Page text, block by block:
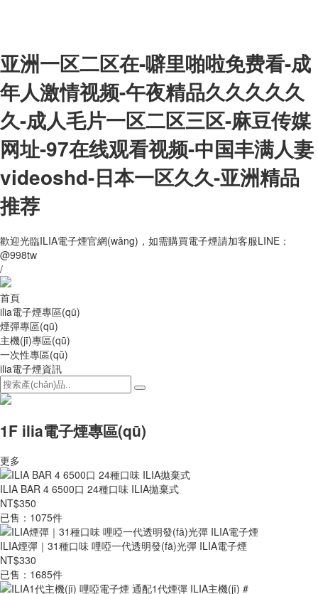
亚洲一区二区在-噼里啪啦免费看-成
年人激情视频-午夜精品久久久久久
久-成人毛片一区二区三区-麻豆传媒
网址-97在线观看视频-中国丰满人妻
videoshd-日本一区久久-亚洲精品
推荐
歡迎光臨ILIA電子煙官網(wǎng)，如需購買電子煙請加客服LINE：
@998tw
/
首頁
ilia電子煙專區(qū)
煙彈專區(qū)
主機(jī)專區(qū)
一次性專區(qū)
ilia電子煙資訊
1F ilia電子煙專區(qū)
更多
ILIA BAR 4 6500口 24種口味 ILIA拋棄式
NT$350
已售：1075件
ILIA煙彈｜31種口味 哩啞一代透明發(fā)光彈 ILIA電子煙
NT$330
已售：1685件